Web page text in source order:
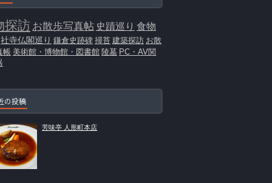
探訪 お散歩写真帖 史蹟巡り 食物
社寺仏閣巡り 鎌倉史跡碑 掃苔 建築探訪 お散
帳 美術館・博物館・図書館 陵墓 PC・AV関
の投稿
芳味亭 人形町本店